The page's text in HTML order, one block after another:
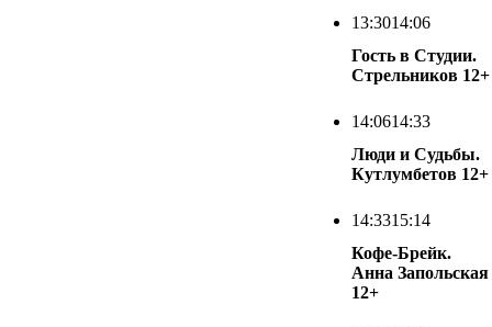
13:3014:06
Гость в Студии.
Стрельников 12+
14:0614:33
Люди и Судьбы.
Кутлумбетов 12+
14:3315:14
Кофе-Брейк.
Анна Запольская
12+